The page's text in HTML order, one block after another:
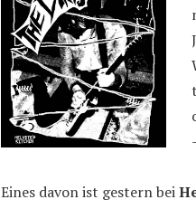
Eines davon ist gestern bei